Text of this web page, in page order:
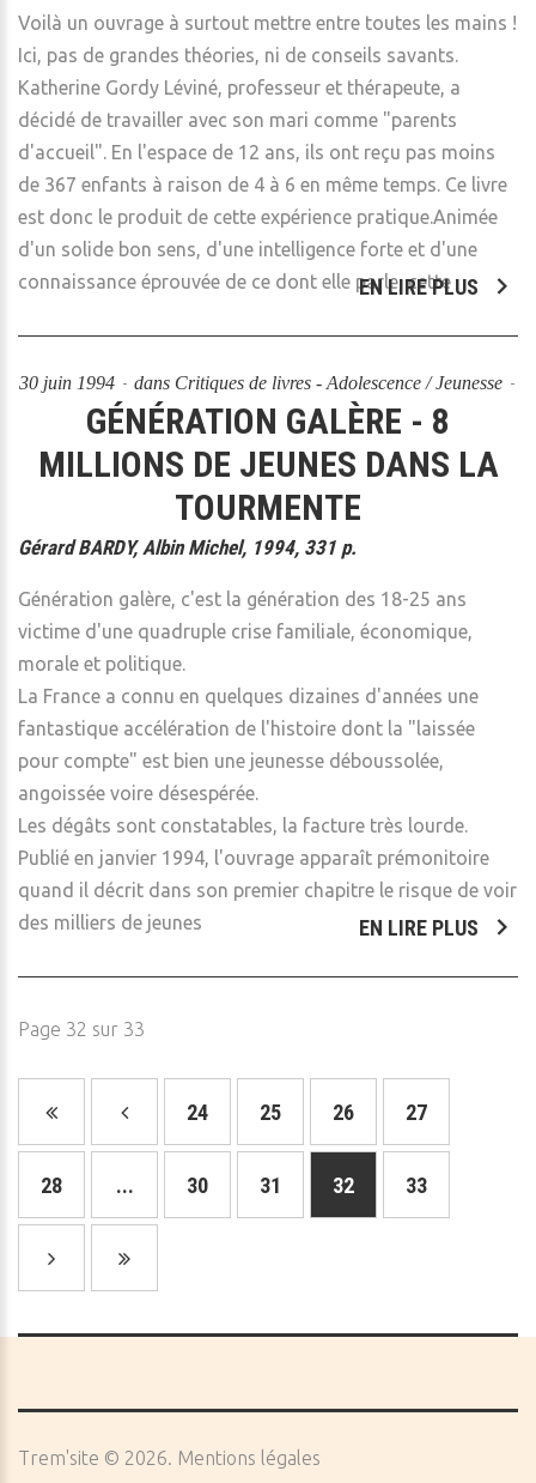
Voilà un ouvrage à surtout mettre entre toutes les mains !
Ici, pas de grandes théories, ni de conseils savants.
Katherine Gordy Léviné, professeur et thérapeute, a
décidé de travailler avec son mari comme "parents
d'accueil". En l'espace de 12 ans, ils ont reçu pas moins
de 367 enfants à raison de 4 à 6 en même temps. Ce livre
est donc le produit de cette expérience pratique.Animée
d'un solide bon sens, d'une intelligence forte et d'une
connaissance éprouvée de ce dont elle parle, cette
EN LIRE PLUS
30 juin 1994 dans Critiques de livres - Adolescence / Jeunesse
GÉNÉRATION GALÈRE - 8
MILLIONS DE JEUNES DANS LA
TOURMENTE
Gérard BARDY, Albin Michel, 1994, 331 p.
Génération galère, c'est la génération des 18-25 ans
victime d'une quadruple crise familiale, économique,
morale et politique.
La France a connu en quelques dizaines d'années une
fantastique accélération de l'histoire dont la "laissée
pour compte" est bien une jeunesse déboussolée,
angoissée voire désespérée.
Les dégâts sont constatables, la facture très lourde.
Publié en janvier 1994, l'ouvrage apparaît prémonitoire
quand il décrit dans son premier chapitre le risque de voir
des milliers de jeunes
EN LIRE PLUS
Page 32 sur 33
24 25 26 27
28 ... 30 31 32 33
Trem'site © 2026 Mentions légales